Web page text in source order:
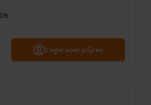
Login voor prijzen